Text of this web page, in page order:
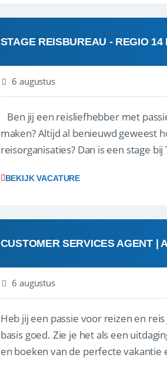
STAGE REISBUREAU - REGIO 14
6 augustus
Ben jij een reisliefhebber met
maken? Altijd al benieuwd geweest
reisorganisaties? Dan is een stage
BEKIJK VACATURE
CUSTOMER SERVICES AGENT |
6 augustus
Heb jij een passie voor reizen en
basis goed. Zie je het als een
en boeken van de perfecte vakantie